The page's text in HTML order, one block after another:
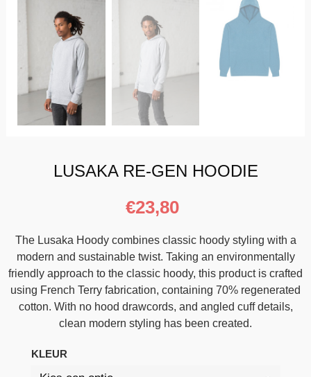
LUSAKA RE-GEN HOODIE
€23,80
The Lusaka Hoody combines classic hoody styling with a
modern and sustainable twist. Taking an environmentally
friendly approach to the classic hoody, this product is crafted
using French Terry fabrication, containing 70% regenerated
cotton. With no hood drawcords, and angled cuff details,
clean modern styling has been created.
KLEUR